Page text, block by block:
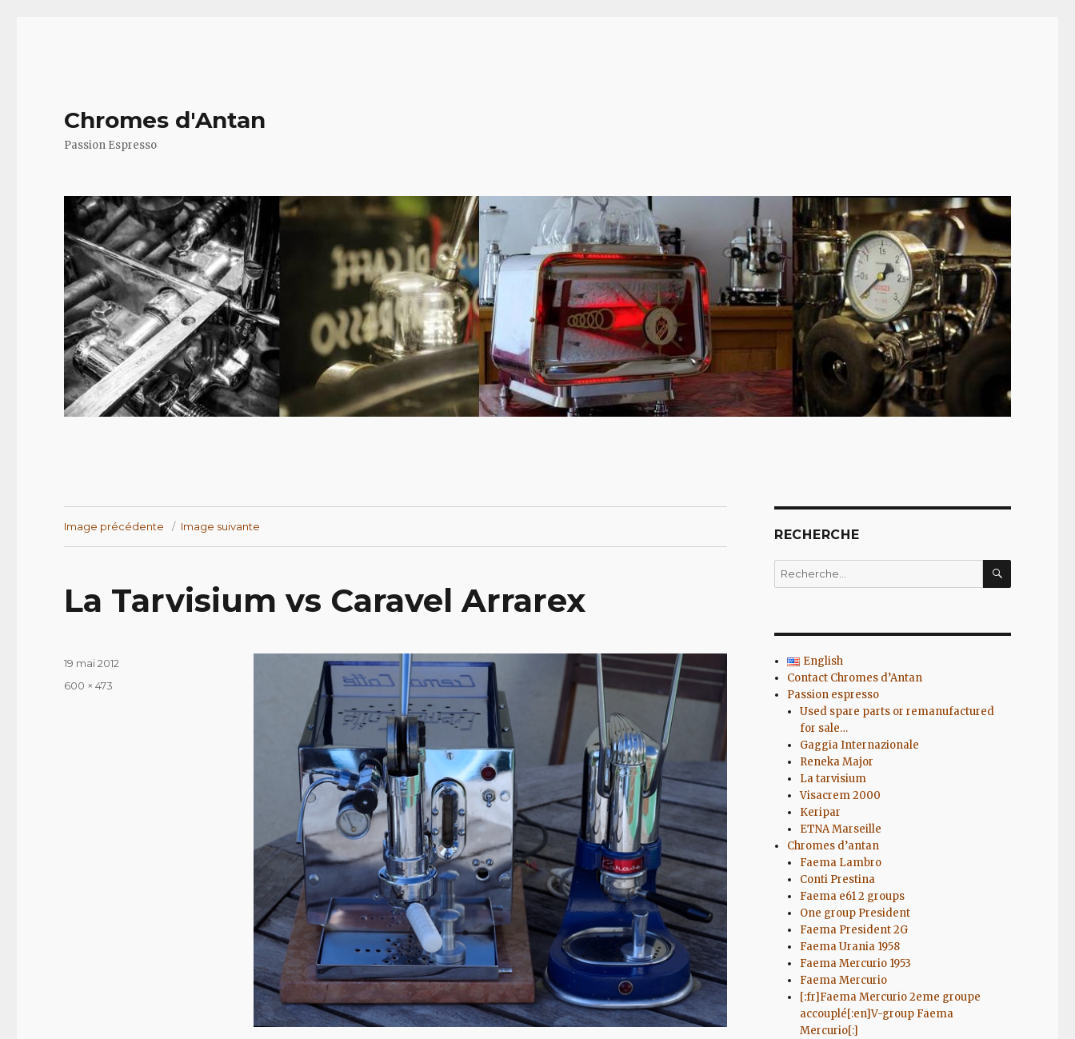
Chromes d'Antan
Passion Espresso
Image précédente Image suivante
La Tarvisium vs Caravel Arrarex
Publié
19 mai 2012
Taille
600 × 473
RECHERCHE
Recherche
pour
English
Contact Chromes d’Antan
Passion espresso
Used spare parts or remanufactured
for sale…
Gaggia Internazionale
Reneka Major
La tarvisium
Visacrem 2000
Keripar
ETNA Marseille
Chromes d’antan
Faema Lambro
Conti Prestina
Faema e61 2 groups
One group President
Faema President 2G
Faema Urania 1958
Faema Mercurio 1953
Faema Mercurio
[:fr]Faema Mercurio 2eme groupe
accouplé[:en]V-group Faema
Mercurio[:]